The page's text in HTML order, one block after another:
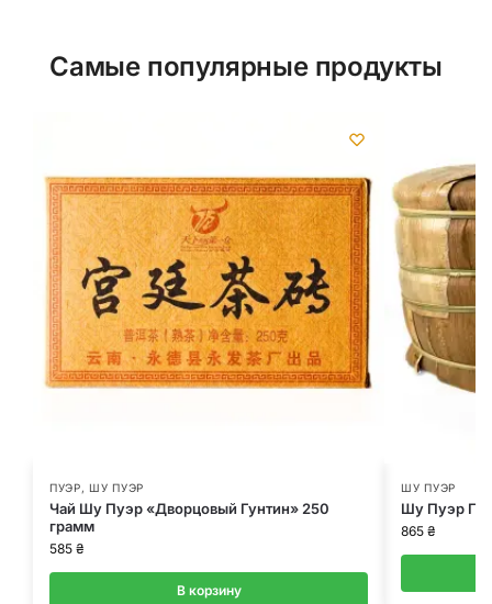
Самые популярные продукты
ПУЭР,ШУ ПУЭР
Чай Шу Пуэр «Дворцовый Гунтин» 250
грамм
585 ₴
В корзину
ШУ ПУЭР
Шу Пуэр
865 ₴